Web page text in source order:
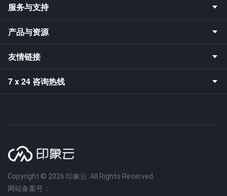
服务与支持
产品与资源
友情链接
7 x 24 咨询热线
Copyright © 2026 印象云. All Rights Reserved.
网站备案号：